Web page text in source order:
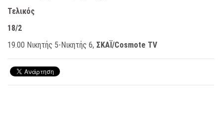
Τελικός
18/2
19.00 Νικητής 5-Νικητής 6, ΣΚΑΪ/Cosmote TV